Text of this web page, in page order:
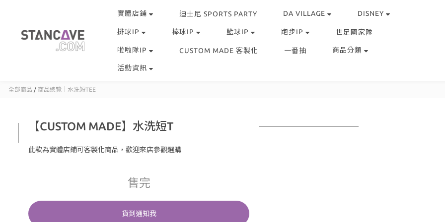
實體店鋪 迪士尼 SPORTS PARTY DA VILLAGE DISNEY
排球IP 棒球IP 籃球IP 跑步IP 世足國家隊
啦啦隊IP CUSTOM MADE 客製化 一番抽 商品分類
活動資訊
全部商品 / 商品總覽｜水洗短TEE
【CUSTOM MADE】水洗短T
此款為實體店鋪可客製化商品，歡迎來店參觀選購
售完
貨到通知我